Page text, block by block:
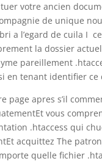
votre ancien
de unique
a l’egard de cuila I
la dossier
pareillement
en tenant identifier ce
page apres s’il
vous
.htaccess qui
acquittez The
quelle fichier